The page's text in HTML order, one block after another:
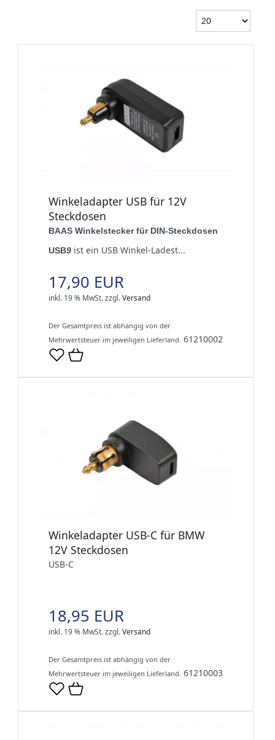
Winkeladapter USB für 12V
Steckdosen
BAAS Winkelstecker für DIN-Steckdosen
USB9 ist ein USB Winkel-Ladest...
17,90 EUR
inkl. 19 % MwSt.zzgl.Versand
Der Gesamtpreis ist abhängig von der
Mehrwertsteuer im jeweiligen Lieferland. 61210002
Winkeladapter USB-C für BMW
12V Steckdosen
USB-C
18,95 EUR
inkl. 19 % MwSt.zzgl.Versand
Der Gesamtpreis ist abhängig von der
Mehrwertsteuer im jeweiligen Lieferland. 61210003